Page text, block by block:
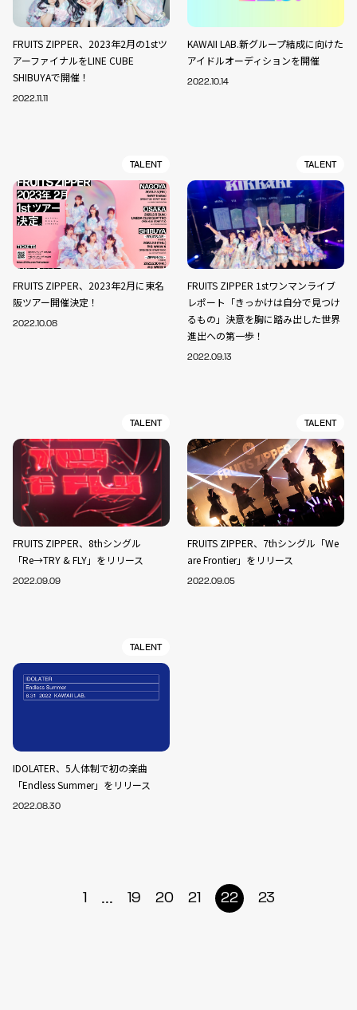
FRUITS ZIPPER、2023年2月の1stツ
アーファイナルをLINE CUBE
SHIBUYAで開催！
2022.11.11
KAWAII LAB.新グループ結成に向けた
アイドルオーディションを開催
2022.10.14
TALENT
FRUITS ZIPPER、2023年2月に東名
阪ツアー開催決定！
2022.10.08
TALENT
FRUITS ZIPPER 1stワンマンライブ
レポート「きっかけは自分で見つけ
るもの」決意を胸に踏み出した世界
進出への第一歩！
2022.09.13
TALENT
FRUITS ZIPPER、8thシングル
「Re→TRY & FLY」をリリース
2022.09.09
TALENT
FRUITS ZIPPER、7thシングル「We
are Frontier」をリリース
2022.09.05
TALENT
IDOLATER、5人体制で初の楽曲
「Endless Summer」をリリース
2022.08.30
1 ... 19 20 21 22 23